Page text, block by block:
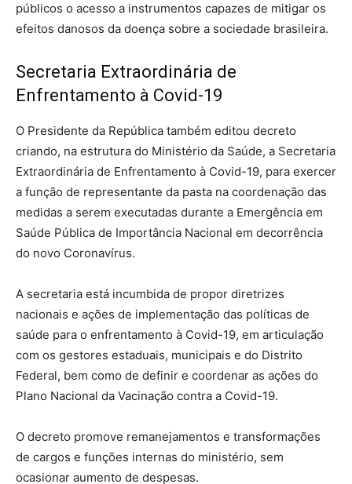
públicos o acesso a instrumentos capazes de mitigar os
efeitos danosos da doença sobre a sociedade brasileira.
Secretaria Extraordinária de
Enfrentamento à Covid-19
O Presidente da República também editou decreto
criando, na estrutura do Ministério da Saúde, a Secretaria
Extraordinária de Enfrentamento à Covid-19, para exercer
a função de representante da pasta na coordenação das
medidas a serem executadas durante a Emergência em
Saúde Pública de Importância Nacional em decorrência
do novo Coronavírus.
A secretaria está incumbida de propor diretrizes
nacionais e ações de implementação das políticas de
saúde para o enfrentamento à Covid-19, em articulação
com os gestores estaduais, municipais e do Distrito
Federal, bem como de definir e coordenar as ações do
Plano Nacional da Vacinação contra a Covid-19.
O decreto promove remanejamentos e transformações
de cargos e funções internas do ministério, sem
ocasionar aumento de despesas.